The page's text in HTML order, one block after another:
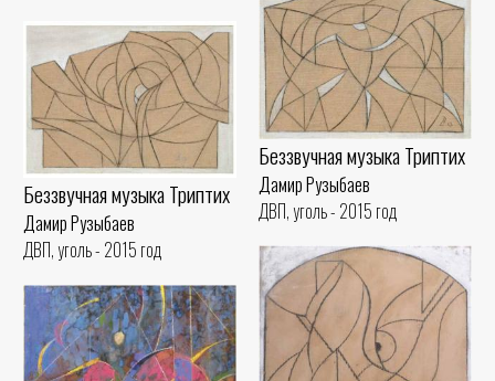
Беззвучная музыка Триптих
Дамир Рузыбаев
ДВП, уголь - 2015 год
Беззвучная музыка Триптих
Дамир Рузыбаев
ДВП, уголь - 2015 год